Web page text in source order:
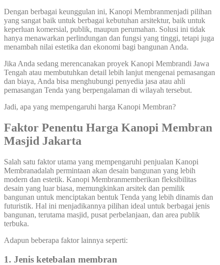
Dengan berbagai keunggulan ini, Kanopi Membranmenjadi pilihan
yang sangat baik untuk berbagai kebutuhan arsitektur, baik untuk
keperluan komersial, publik, maupun perumahan. Solusi ini tidak
hanya menawarkan perlindungan dan fungsi yang tinggi, tetapi juga
menambah nilai estetika dan ekonomi bagi bangunan Anda.
Jika Anda sedang merencanakan proyek Kanopi Membrandi Jawa
Tengah atau membutuhkan detail lebih lanjut mengenai pemasangan
dan biaya, Anda bisa menghubungi penyedia jasa atau ahli
pemasangan Tenda yang berpengalaman di wilayah tersebut.
Jadi, apa yang mempengaruhi harga Kanopi Membran?
Faktor Penentu Harga Kanopi Membran
Masjid Jakarta
Salah satu faktor utama yang mempengaruhi penjualan Kanopi
Membranadalah permintaan akan desain bangunan yang lebih
modern dan estetik. Kanopi Membranmemberikan fleksibilitas
desain yang luar biasa, memungkinkan arsitek dan pemilik
bangunan untuk menciptakan bentuk Tenda yang lebih dinamis dan
futuristik. Hal ini menjadikannya pilihan ideal untuk berbagai jenis
bangunan, terutama masjid, pusat perbelanjaan, dan area publik
terbuka.
Adapun beberapa faktor lainnya seperti:
1. Jenis ketebalan membran